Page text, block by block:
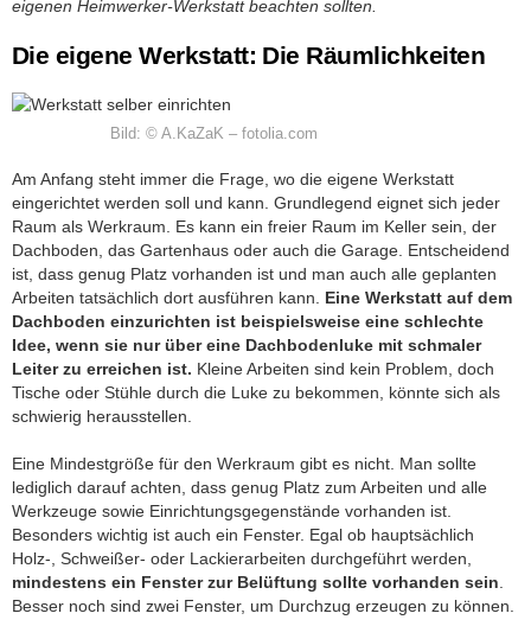
eigenen Heimwerker-Werkstatt beachten sollten.
Die eigene Werkstatt: Die Räumlichkeiten
Bild: © A.KaZaK – fotolia.com
Am Anfang steht immer die Frage, wo die eigene Werkstatt
eingerichtet werden soll und kann. Grundlegend eignet sich jeder
Raum als Werkraum. Es kann ein freier Raum im Keller sein, der
Dachboden, das Gartenhaus oder auch die Garage. Entscheidend
ist, dass genug Platz vorhanden ist und man auch alle geplanten
Arbeiten tatsächlich dort ausführen kann. Eine Werkstatt auf dem
Dachboden einzurichten ist beispielsweise eine schlechte
Idee, wenn sie nur über eine Dachbodenluke mit schmaler
Leiter zu erreichen ist. Kleine Arbeiten sind kein Problem, doch
Tische oder Stühle durch die Luke zu bekommen, könnte sich als
schwierig herausstellen.
Eine Mindestgröße für den Werkraum gibt es nicht. Man sollte
lediglich darauf achten, dass genug Platz zum Arbeiten und alle
Werkzeuge sowie Einrichtungsgegenstände vorhanden ist.
Besonders wichtig ist auch ein Fenster. Egal ob hauptsächlich
Holz-, Schweißer- oder Lackierarbeiten durchgeführt werden,
mindestens ein Fenster zur Belüftung sollte vorhanden sein
Besser noch sind zwei Fenster, um Durchzug erzeugen zu können.